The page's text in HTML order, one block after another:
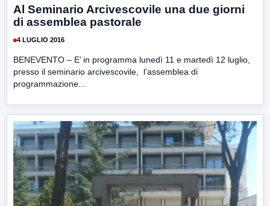
Al Seminario Arcivescovile una due giorni
di assemblea pastorale
4 LUGLIO 2016
BENEVENTO – E’ in programma lunedì 11 e martedì 12 luglio,
presso il seminario arcivescovile, l’assemblea di
programmazione...